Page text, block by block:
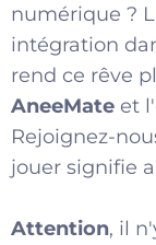
numérique ?
intégration
rend ce rêve
AneeMate et
Rejoignez-
jouer signifie
Attention, il